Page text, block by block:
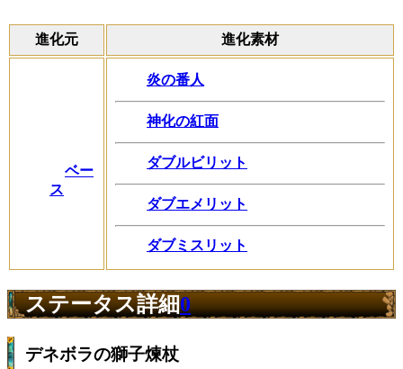
進化元 進化素材
ベー
ス
炎の番人
神化の紅面
ダブルビリット
ダブエメリット
ダブミスリット
ステータス詳細0
デネボラの獅子煉杖